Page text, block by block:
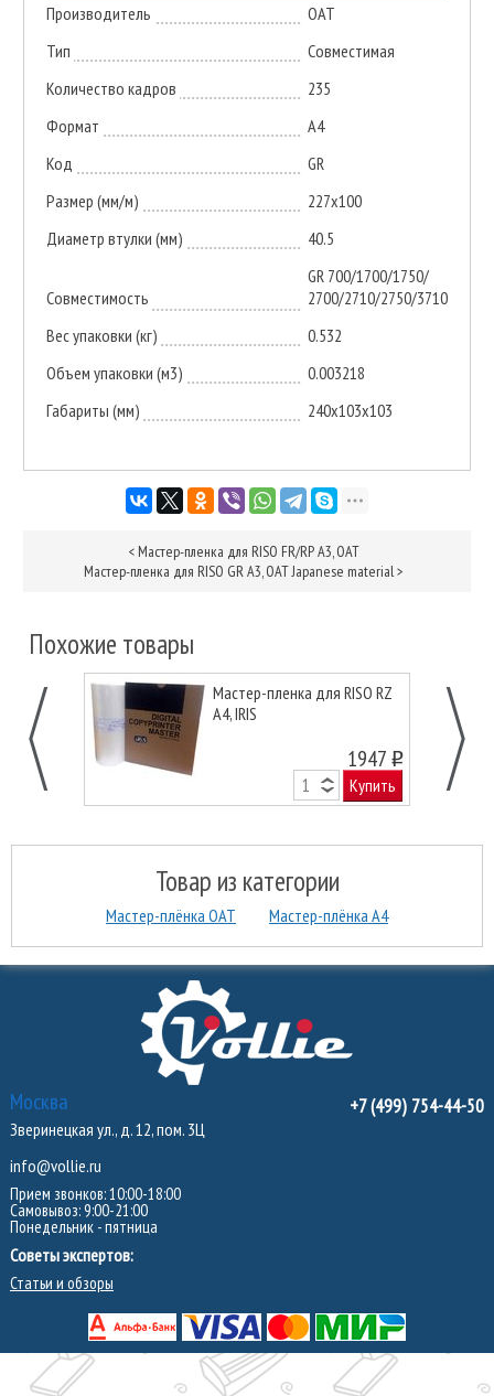
Производитель
ОАТ
Тип
Совместимая
Количество кадров
235
Формат
A4
Код
GR
Размер (мм/м)
227х100
Диаметр втулки (мм)
40.5
Совместимость
GR 700/1700/1750/
2700/2710/2750/3710
Вес упаковки (кг)
0.532
Объем упаковки (м3)
0.003218
Габариты (мм)
240х103х103
< Мастер-пленка для RISO FR/RP А3, OAT
Мастер-пленка для RISO GR А3, OAT Japanese material>
Похожие товары
Мастер-пленка для RISO RZ
A4, IRIS
1947 o
Купить
Товар из категории
Мастер-плёнка ОАТ Мастер-плёнка А4
Москва
Зверинецкая ул., д. 12, пом. 3Ц
info@vollie.ru
Прием звонков: 10:00-18:00
Самовывоз: 9:00-21:00
Понедельник - пятница
Советы экспертов:
Статьи и обзоры
+7 (499) 754-44-50